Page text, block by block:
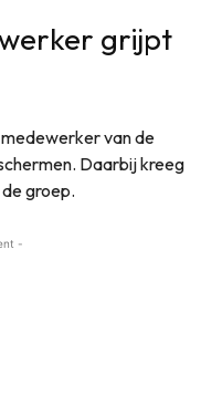
grijpt
van de
Daarbij kreeg
groep.
-